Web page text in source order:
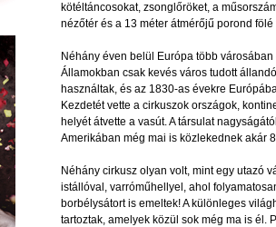
kötéltáncosokat, zsonglőröket, a
nézőtér és a 13 méter átmérőjű porond
Néhány éven belül Európa több
Államokban csak kevés város tudott
használtak, és az 1830-as évekre
Kezdetét vette a cirkuszok országok,
helyét átvette a vasút. A társulat
Amerikában még mai is közlekednek akár
Néhány cirkusz olyan volt, mint egy utazó
istállóval, varróműhellyel, ahol
borbélysátort is emeltek! A különleges
tartoztak, amelyek közül sok még ma is él.